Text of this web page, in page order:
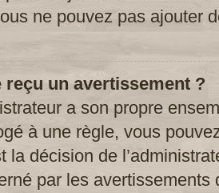
ne pouvez pas ajouter
reçu un avertissement ?
a son propre
à une règle, vous
la décision de
par les avertissements